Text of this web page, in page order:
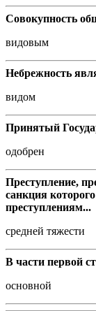
Совокупность
видовым
Небрежность
видом
Принятый
одобрен
Преступление,
санкция
преступлениям...
средней тяжести
В части первой
основной